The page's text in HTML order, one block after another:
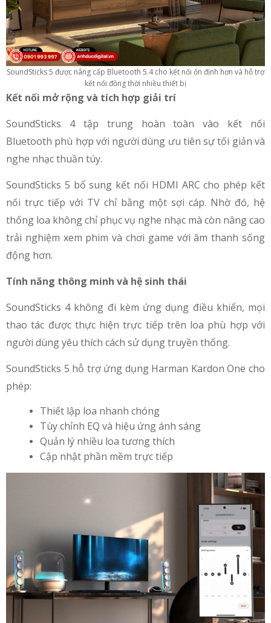
SoundSticks 5 được nâng cấp Bluetooth 5.4 cho kết nối ổn định hơn và hỗ trợ
kết nối đồng thời nhiều thiết bị
Kết nối mở rộng và tích hợp giải trí
SoundSticks 4 tập trung hoàn toàn vào kết nối
Bluetooth phù hợp với người dùng ưu tiên sự tối giản và
nghe nhạc thuần túy.
SoundSticks 5 bổ sung kết nối HDMI ARC cho phép kết
nối trực tiếp với TV chỉ bằng một sợi cáp. Nhờ đó, hệ
thống loa không chỉ phục vụ nghe nhạc mà còn nâng cao
trải nghiệm xem phim và chơi game với âm thanh sống
động hơn.
Tính năng thông minh và hệ sinh thái
SoundSticks 4 không đi kèm ứng dụng điều khiển, mọi
thao tác được thực hiện trực tiếp trên loa phù hợp với
người dùng yêu thích cách sử dụng truyền thống.
SoundSticks 5 hỗ trợ ứng dụng Harman Kardon One cho
phép:
Thiết lập loa nhanh chóng
Tùy chỉnh EQ và hiệu ứng ánh sáng
Quản lý nhiều loa tương thích
Cập nhật phần mềm trực tiếp